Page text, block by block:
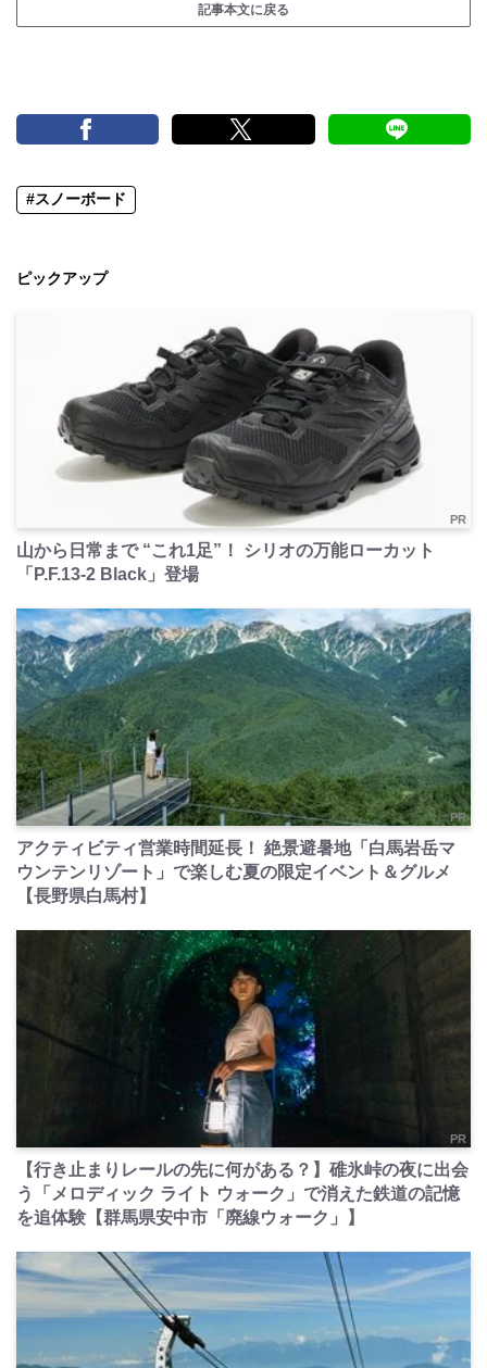
記事本文に戻る
#スノーボード
ピックアップ
PR
山から日常まで “これ1足”！ シリオの万能ローカット
「P.F.13-2 Black」登場
PR
アクティビティ営業時間延長！ 絶景避暑地「白馬岩岳マ
ウンテンリゾート」で楽しむ夏の限定イベント＆グルメ
【長野県白馬村】
PR
【行き止まりレールの先に何がある？】碓氷峠の夜に出会
う「メロディック ライト ウォーク」で消えた鉄道の記憶
を追体験【群馬県安中市「廃線ウォーク」】